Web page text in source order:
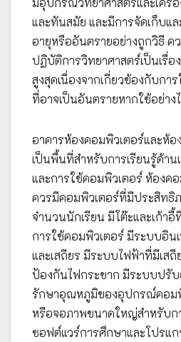
และทันสมัย และมีการจัดเก็บแ
อายุหรืออันตรายอย่างถูกวิธี ค
ปฏิบัติการวิทยาศาสตร์เป็นเรื่
สูงสุดเนื่องจากเกี่ยวข้องกับกา
ที่อาจเป็นอันตรายหากใช้อย่าง
อาคารห้องคอมพิวเตอร์และห้อ
เป็นพื้นที่สำหรับการเรียนรู้ด้าน
และการใช้คอมพิวเตอร์ ห้องค
ควรมีคอมพิวเตอร์ที่มีประสิทธิ
จำนวนนักเรียน มีโต๊ะและเก้า
การใช้คอมพิวเตอร์ มีระบบอิน
และเสถียร มีระบบไฟฟ้าที่มีเส
ป้องกันไฟกระชาก มีระบบปรับ
รักษาอุณหภูมิของอุปกรณ์คอมพิ
หรือจอภาพขนาดใหญ่สำหรับก
ซอฟต์แวร์การศึกษาและโปรแ